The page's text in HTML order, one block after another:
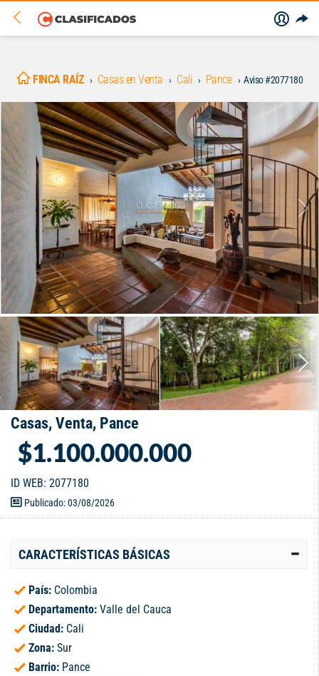
FINCA RAÍZ Casas en Venta Cali Pance Aviso #2077180
Casas, Venta, Pance
$1.100.000.000
ID WEB: 2077180
Publicado: 03/08/2026
CARACTERÍSTICAS BÁSICAS
País: Colombia
Departamento: Valle del Cauca
Ciudad: Cali
Zona: Sur
Barrio: Pance